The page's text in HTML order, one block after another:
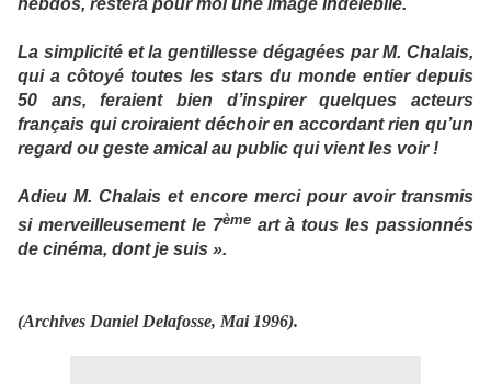
hebdos, restera pour moi une image indélébile.
La simplicité et la gentillesse dégagées par M. Chalais,
qui a côtoyé toutes les stars du monde entier depuis
50 ans, feraient bien d’inspirer quelques acteurs
français qui croiraient déchoir en accordant rien qu’un
regard ou geste amical au public qui vient les voir !
Adieu M. Chalais et encore merci pour avoir transmis
si merveilleusement le 7èmeart à tous les passionnés
de cinéma, dont je suis ».
(Archives Daniel Delafosse, Mai 1996).